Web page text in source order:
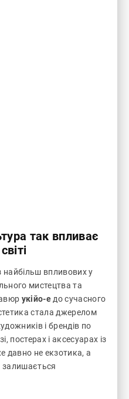
так впливає
впливових у
мистецтва та
укійо-е до сучасного
стала джерелом
і брендів по
постерах і аксесуарах із
не екзотика, а
залишається